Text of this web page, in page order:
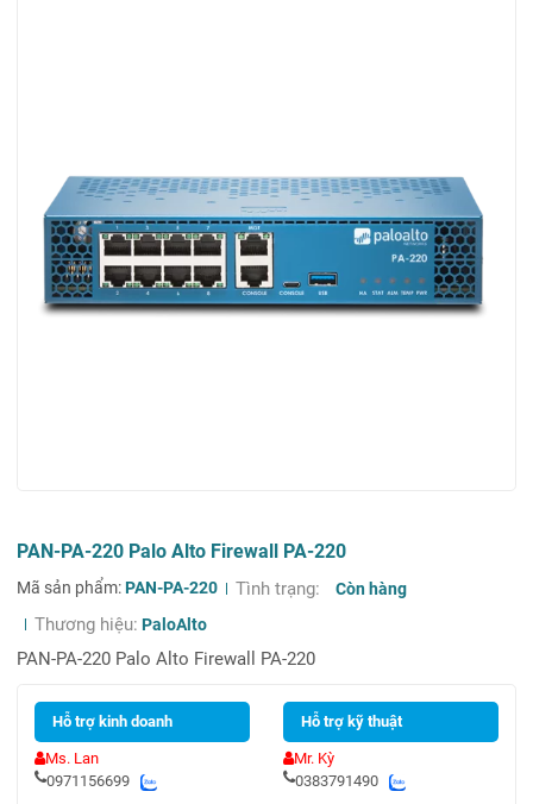
PAN-PA-220 Palo Alto Firewall PA-220
Mã sản phẩm:PAN-PA-220 Tình trạng: Còn hàng
Thương hiệu: PaloAlto
PAN-PA-220 Palo Alto Firewall PA-220
Hỗ trợ kinh doanh
Ms. Lan
0971156699
Hỗ trợ kỹ thuật
Mr. Kỳ
0383791490